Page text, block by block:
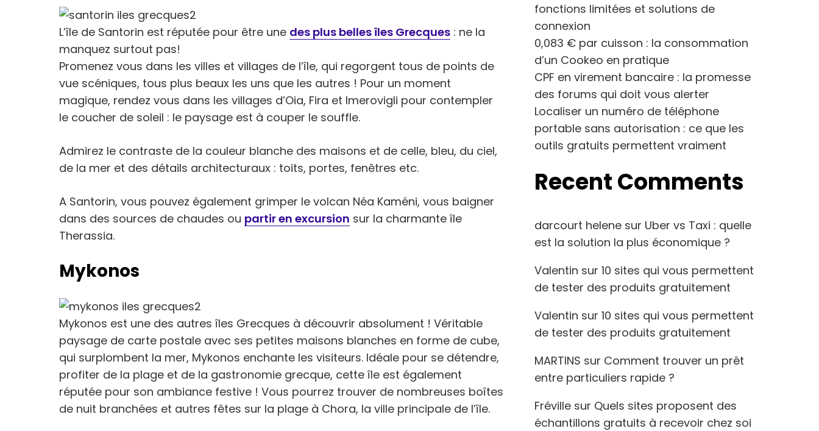
L’île de Santorin est réputée pour être une des plus belles îles Grecques : ne la
manquez surtout pas!
Promenez vous dans les villes et villages de l’île, qui regorgent tous de points de
vue scéniques, tous plus beaux les uns que les autres ! Pour un moment
magique, rendez vous dans les villages d’Oia, Fira et Imerovigli pour contempler
le coucher de soleil : le paysage est à couper le souffle.
Admirez le contraste de la couleur blanche des maisons et de celle, bleu, du ciel,
de la mer et des détails architecturaux : toits, portes, fenêtres etc.
A Santorin, vous pouvez également grimper le volcan Néa Kaméni, vous baigner
dans des sources de chaudes ou partir en excursion sur la charmante île
Therassia.
Mykonos
Mykonos est une des autres îles Grecques à découvrir absolument ! Véritable
paysage de carte postale avec ses petites maisons blanches en forme de cube,
qui surplombent la mer, Mykonos enchante les visiteurs. Idéale pour se détendre,
profiter de la plage et de la gastronomie grecque, cette île est également
réputée pour son ambiance festive ! Vous pourrez trouver de nombreuses boîtes
de nuit branchées et autres fêtes sur la plage à Chora, la ville principale de l’île.
fonctions limitées et solutions de
connexion
0,083 € par cuisson : la consommation
d’un Cookeo en pratique
CPF en virement bancaire : la promesse
des forums qui doit vous alerter
Localiser un numéro de téléphone
portable sans autorisation : ce que les
outils gratuits permettent vraiment
Recent Comments
darcourt helene sur Uber vs Taxi : quelle
est la solution la plus économique ?
Valentin sur 10 sites qui vous permettent
de tester des produits gratuitement
Valentin sur 10 sites qui vous permettent
de tester des produits gratuitement
MARTINS sur Comment trouver un prêt
entre particuliers rapide ?
Fréville sur Quels sites proposent des
échantillons gratuits à recevoir chez soi